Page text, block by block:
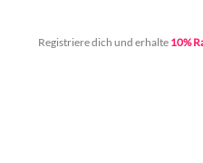
Registriere dich und erhalte 10%